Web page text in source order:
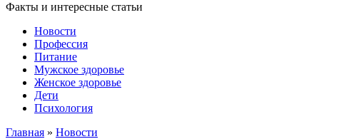
Факты и интересные статьи
Новости
Профессия
Питание
Мужское здоровье
Женское здоровье
Дети
Психология
Главная » Новости